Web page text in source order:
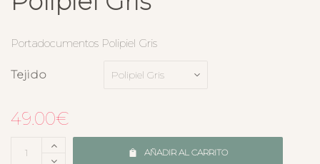
Portadocumentos Polipiel Gris
Tejido
49.00€
AÑADIR AL CARRITO